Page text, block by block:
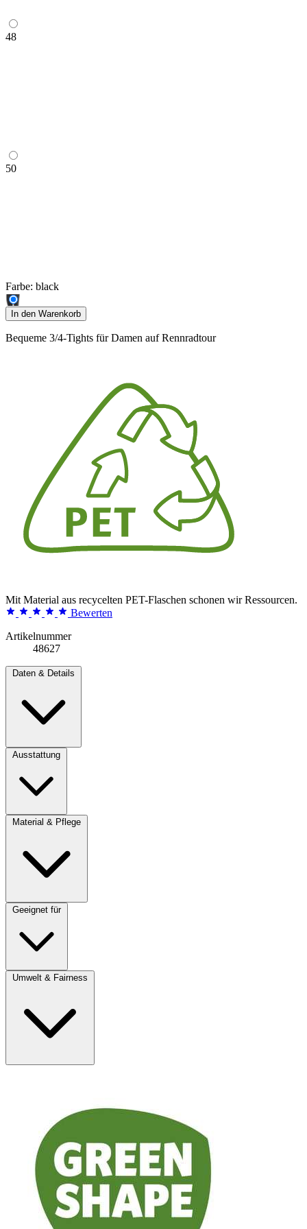
48
50
Farbe: black
In den Warenkorb
Bequeme 3/4-Tights für Damen auf Rennradtour
Mit Material aus recycelten PET-Flaschen schonen wir Ressourcen.
Bewerten
Artikelnummer
48627
Daten & Details
Ausstattung
Material & Pflege
Geeignet für
Umwelt & Fairness